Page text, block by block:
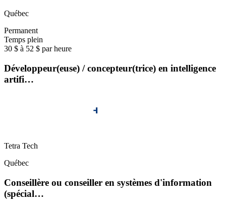
Québec
Permanent
Temps plein
30 $ à 52 $ par heure
Développeur(euse) / concepteur(trice) en intelligence
artifi…
Tetra Tech
Québec
Conseillère ou conseiller en systèmes d'information
(spécial…